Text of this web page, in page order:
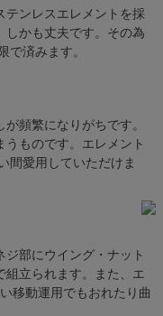
ンレスエレメントを採
しかも丈夫です。その為
で済みます。
頻繁になりがちです。
ものです。エレメント
間愛用していただけま
部にウイング・ナット
組立られます。また、エ
移動運用でもおれたり曲